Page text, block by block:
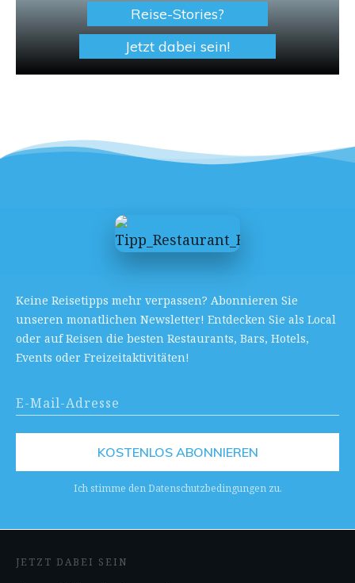
Reise-Stories?
Jetzt dabei sein!
Keine Reisetipps mehr verpassen? Abonnieren Sie
unseren monatlichen Newsletter! Entdecken Sie als Local
oder auf Reisen die besten Restaurants, Bars, Hotels,
Events oder Freizeitaktivitäten!
KOSTENLOS ABONNIEREN
Ich stimme den Datenschutzbedingungen zu.
JETZT DABEI SEIN